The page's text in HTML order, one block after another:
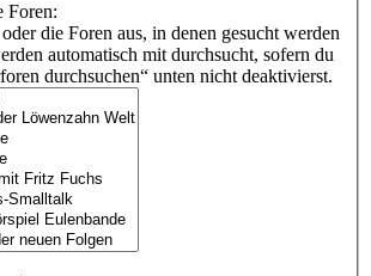
Foren:
die Foren aus, in denen gesucht werden
automatisch mit durchsucht, sofern du
durchsuchen“ unten nicht deaktivierst.